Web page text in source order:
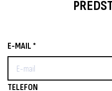
E-MAIL *
TELEFON